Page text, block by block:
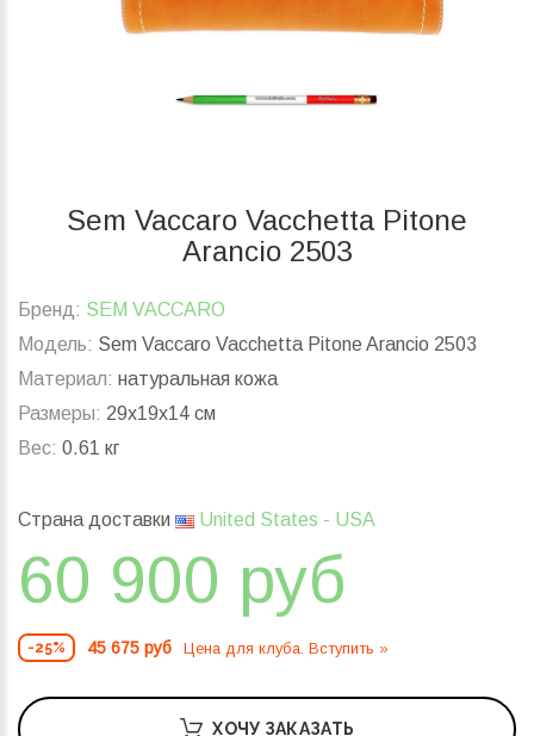
Sem Vaccaro Vacchetta Pitone
Arancio 2503
Бренд: SEM VACCARO
Модель: Sem Vaccaro Vacchetta Pitone Arancio 2503
Материал: натуральная кожа
Размеры: 29x19x14 см
Вес: 0.61 кг
Страна доставки United States - USA
60 900 руб
-25% 45 675 руб Цена для клуба. Вступить »
ХОЧУ ЗАКАЗАТЬ